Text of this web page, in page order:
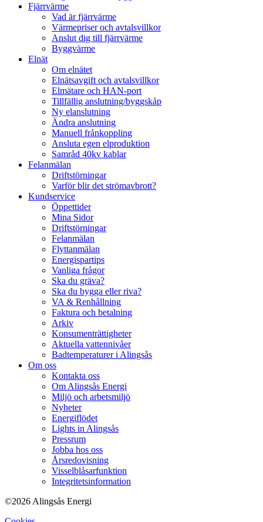
Fjärrvärme
Vad är fjärrvärme
Värmepriser och avtalsvillkor
Anslut dig till fjärrvärme
Byggvärme
Elnät
Om elnätet
Elnätsavgift och avtalsvillkor
Elmätare och HAN-port
Tillfällig anslutning/byggskåp
Ny elanslutning
Ändra anslutning
Manuell frånkoppling
Ansluta egen elproduktion
Samråd 40kv kablar
Felanmälan
Driftstörningar
Varför blir det strömavbrott?
Kundservice
Öppettider
Mina Sidor
Driftstörningar
Felanmälan
Flyttanmälan
Energispartips
Vanliga frågor
Ska du gräva?
Ska du bygga eller riva?
VA & Renhållning
Faktura och betalning
Arkiv
Konsumenträttigheter
Aktuella vattennivåer
Badtemperaturer i Alingsås
Om oss
Kontakta oss
Om Alingsås Energi
Miljö och arbetsmiljö
Nyheter
Energiflödet
Lights in Alingsås
Pressrum
Jobba hos oss
Årsredovisning
Visselblåsarfunktion
Integritetsinformation
©2026 Alingsås Energi